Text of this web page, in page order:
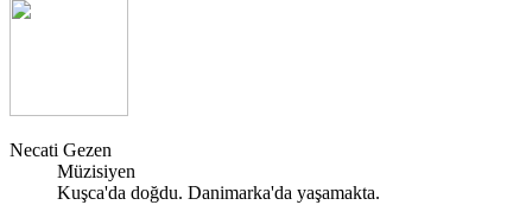
Necati Gezen
Müzisiyen
Kuşca'da doğdu. Danimarka'da yaşamakta.